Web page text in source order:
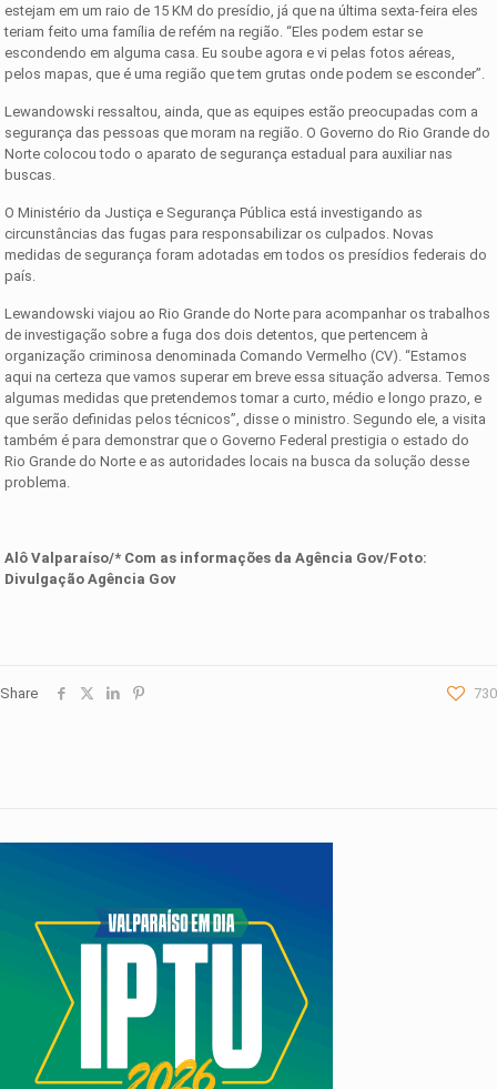
estejam em um raio de 15 KM do presídio, já que na última sexta-feira eles
teriam feito uma família de refém na região. “Eles podem estar se
escondendo em alguma casa. Eu soube agora e vi pelas fotos aéreas,
pelos mapas, que é uma região que tem grutas onde podem se esconder”.
Lewandowski ressaltou, ainda, que as equipes estão preocupadas com a
segurança das pessoas que moram na região. O Governo do Rio Grande do
Norte colocou todo o aparato de segurança estadual para auxiliar nas
buscas.
O Ministério da Justiça e Segurança Pública está investigando as
circunstâncias das fugas para responsabilizar os culpados. Novas
medidas de segurança foram adotadas em todos os presídios federais do
país.
Lewandowski viajou ao Rio Grande do Norte para acompanhar os trabalhos
de investigação sobre a fuga dos dois detentos, que pertencem à
organização criminosa denominada Comando Vermelho (CV). “Estamos
aqui na certeza que vamos superar em breve essa situação adversa. Temos
algumas medidas que pretendemos tomar a curto, médio e longo prazo, e
que serão definidas pelos técnicos”, disse o ministro. Segundo ele, a visita
também é para demonstrar que o Governo Federal prestigia o estado do
Rio Grande do Norte e as autoridades locais na busca da solução desse
problema.
Alô Valparaíso/* Com as informações daAgência Gov/Foto:
Divulgação Agência Gov
Share 730